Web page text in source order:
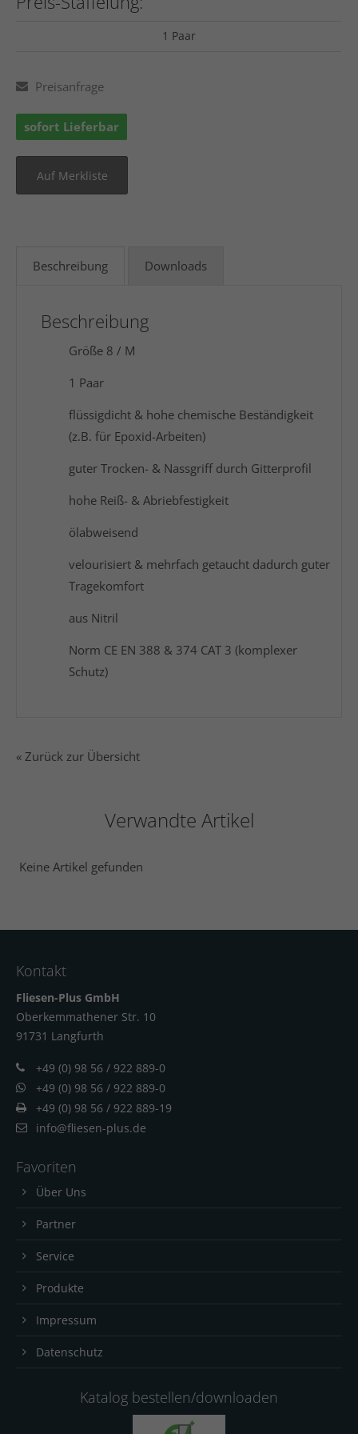
1 Paar
Preisanfrage
sofort Lieferbar
Beschreibung Downloads
Beschreibung
Größe 8 / M
1 Paar
flüssigdicht & hohe chemische Beständigkeit
(z.B. für Epoxid-Arbeiten)
guter Trocken- & Nassgriff durch Gitterprofil
hohe Reiß- & Abriebfestigkeit
ölabweisend
velourisiert & mehrfach getaucht dadurch guter
Tragekomfort
aus Nitril
Norm CE EN 388 & 374 CAT 3 (komplexer
Schutz)
« Zurück zur Übersicht
Verwandte Artikel
Keine Artikel gefunden
Kontakt
Fliesen-Plus GmbH
Oberkemmathener Str. 10
91731 Langfurth
+49 (0) 98 56 / 922 889-0
+49 (0) 98 56 / 922 889-0
+49 (0) 98 56 / 922 889-19
info@fliesen-plus.de
Favoriten
Über Uns
Partner
Service
Produkte
Impressum
Datenschutz
Katalog bestellen/downloaden